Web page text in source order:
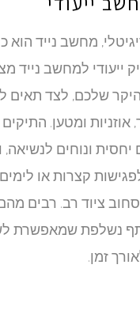
מחשב נייד הוא
ייעודי למחשב נייד
שלכם, לצד תאים
ומטען.
ונוחים לנשיאה,
קצרות או
ציוד רב. רבים מהם
נשלפת שמאפשרת
זמן.